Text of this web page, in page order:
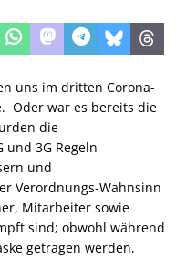
uns im dritten Corona-
Oder war es bereits die
die
und 3G Regeln
und
Verordnungs-Wahnsinn
Mitarbeiter sowie
sind; obwohl während
getragen werden,